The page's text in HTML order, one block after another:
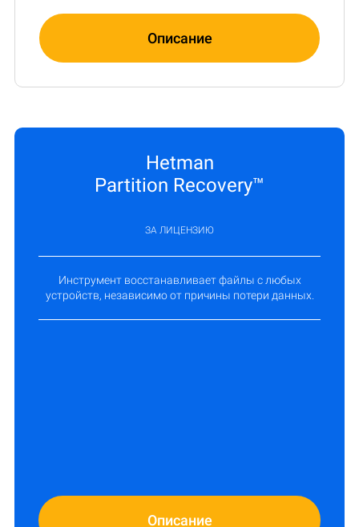
Описание
Hetman
Partition Recovery™
ЗА ЛИЦЕНЗИЮ
Инструмент восстанавливает файлы с любых
устройств, независимо от причины потери данных.
Описание